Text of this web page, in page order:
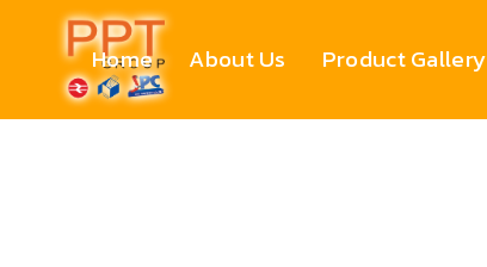
Home About Us Product Gallery